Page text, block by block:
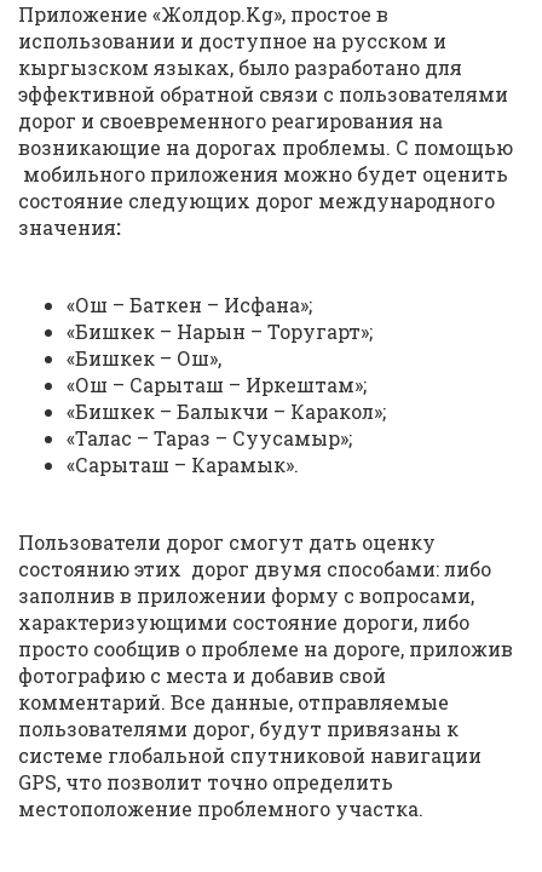
Приложение «Жолдор.Kg», простое в
использовании и доступное на русском и
кыргызском языках, было разработано для
эффективной обратной связи с пользователями
дорог и своевременного реагирования на
возникающие на дорогах проблемы. С помощью
мобильного приложения можно будет оценить
состояние следующих дорог международного
значения:
«Ош – Баткен – Исфана»;
«Бишкек – Нарын – Торугарт»;
«Бишкек – Ош»,
«Ош – Сарыташ – Иркештам»;
«Бишкек – Балыкчи – Каракол»;
«Талас – Тараз – Суусамыр»;
«Сарыташ – Карамык».
Пользователи дорог смогут дать оценку
состоянию этих дорог двумя способами: либо
заполнив в приложении форму с вопросами,
характеризующими состояние дороги, либо
просто сообщив о проблеме на дороге, приложив
фотографию с места и добавив свой
комментарий. Все данные, отправляемые
пользователями дорог, будут привязаны к
системе глобальной спутниковой навигации
GPS, что позволит точно определить
местоположение проблемного участка.